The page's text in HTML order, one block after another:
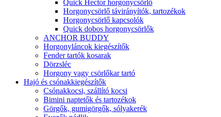
Quick Hector horgonycsörlő
Horgonycsörlő távirányítók, tartozékok
Horgonycsörlő kapcsolók
Quick dobos horgonycsörlők
ANCHOR BUDDY
Horgonyláncok kiegészítők
Fender tartók kosarak
Dörzsléc
Horgony vagy csörlőkar tartó
Hajó és csónakkiegészítők
Csónakkocsi, szállító kocsi
Bimini naptetők és tartozékok
Görgők, gumigörgők, sólyakerék